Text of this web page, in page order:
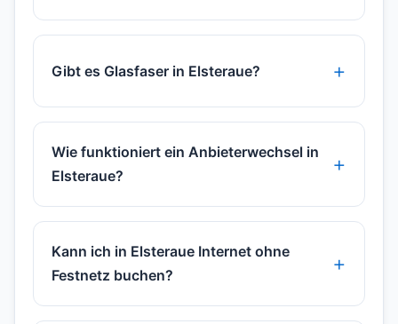
Gibt es Glasfaser in Elsteraue?
Wie funktioniert ein Anbieterwechsel in
Elsteraue?
Kann ich in Elsteraue Internet ohne
Festnetz buchen?